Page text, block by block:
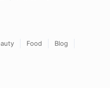
Food
Blog